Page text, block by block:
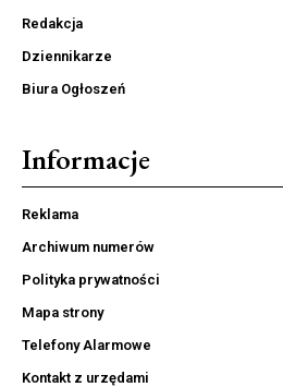
Redakcja
Dziennikarze
Biura Ogłoszeń
Informacje
Reklama
Archiwum numerów
Polityka prywatności
Mapa strony
Telefony Alarmowe
Kontakt z urzędami